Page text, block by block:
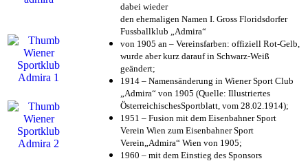
dabei wieder
den ehemaligen Namen I. Gross Floridsdorfer
Fussballklub „Admira“
von 1905 an – Vereinsfarben: offiziell Rot-Gelb,
wurde aber kurz darauf in Schwarz-Weiß
geändert;
1914 – Namensänderung in Wiener Sport Club
„Admira“ von 1905 (Quelle: Illustriertes
ÖsterreichischesSportblatt, vom 28.02.1914);
1951 – Fusion mit dem Eisenbahner Sport
Verein Wien zum Eisenbahner Sport
Verein„Admira“ Wien von 1905;
1960 – mit dem Einstieg des Sponsors